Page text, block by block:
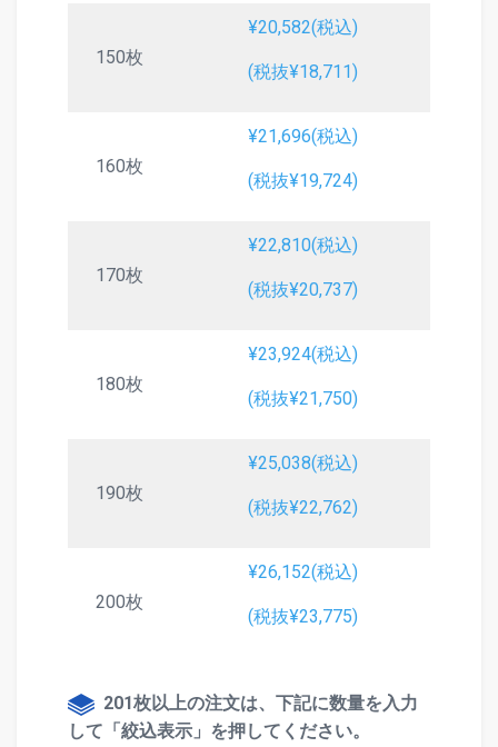
150枚
¥20,582(税込)
(税抜¥18,711)
160枚
¥21,696(税込)
(税抜¥19,724)
170枚
¥22,810(税込)
(税抜¥20,737)
180枚
¥23,924(税込)
(税抜¥21,750)
190枚
¥25,038(税込)
(税抜¥22,762)
200枚
¥26,152(税込)
(税抜¥23,775)
201枚以上の注文は、下記に数量を入力
して「絞込表示」を押してください。